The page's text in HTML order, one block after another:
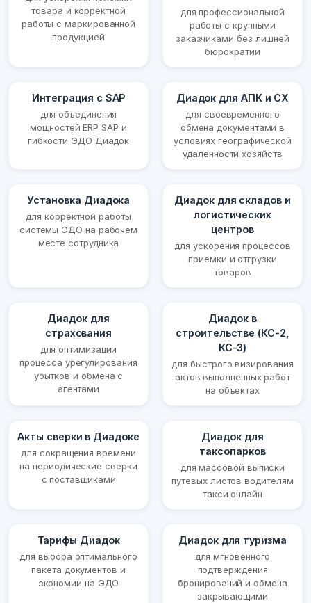
товара и корректной
работы с маркированной
продукцией
для профессиональной
работы с крупными
заказчиками без лишней
бюрократии
Интеграция с SAP
для объединения
мощностей ERP SAP и
гибкости ЭДО Диадок
Диадок для АПК и СХ
для своевременного
обмена документами в
условиях географической
удаленности хозяйств
Установка Диадока
для корректной работы
системы ЭДО на рабочем
месте сотрудника
Диадок для складов и
логистических
центров
для ускорения процессов
приемки и отгрузки
товаров
Диадок для
страхования
для оптимизации
процесса урегулирования
убытков и обмена с
агентами
Диадок в
строительстве (КС-2,
КС-3)
для быстрого визирования
актов выполненных работ
на объектах
Акты сверки в Диадоке
для сокращения времени
на периодические сверки
с поставщиками
Диадок для
таксопарков
для массовой выписки
путевых листов водителям
такси онлайн
Тарифы Диадок
для выбора оптимального
пакета документов и
экономии на ЭДО
Диадок для туризма
для мгновенного
подтверждения
бронирований и обмена
закрывающими